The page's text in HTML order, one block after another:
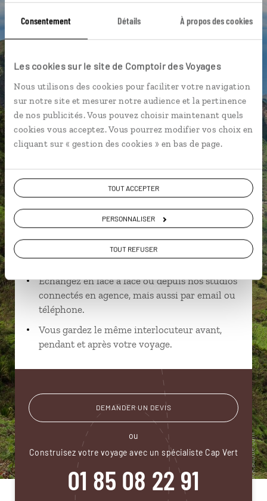
Consentement Détails À propos des cookies
Les cookies sur le site de Comptoir des Voyages
Nous utilisons des cookies pour faciliter votre navigation
sur notre site et mesurer notre audience et la pertinence
de nos publicités. Vous pouvez choisir maintenant quels
cookies vous acceptez. Vous pourrez modifier vos choix en
cliquant sur « gestion des cookies » en bas de page.
TOUT ACCEPTER
PERSONNALISER
TOUT REFUSER
Île de Sal Île de Sao Vicente Plage de Laginha
Carnaval de Mindelo Île de Fogo Île de Santiago
Mindelo Île de Santo Antao Route de la Corde
Île de Santo Antao
Marion,
Lire son interview
Ils sauront organiser votre itinéraire au plus
près de vos envies et de la réalité du pays.
Échangez en face à face ou depuis nos studios
connectés en agence, mais aussi par email ou
téléphone.
Vous gardez le même interlocuteur avant,
pendant et après votre voyage.
DEMANDER UN DEVIS
ou
Construisez votre voyage avec un spécialiste Cap Vert
01 85 08 22 91